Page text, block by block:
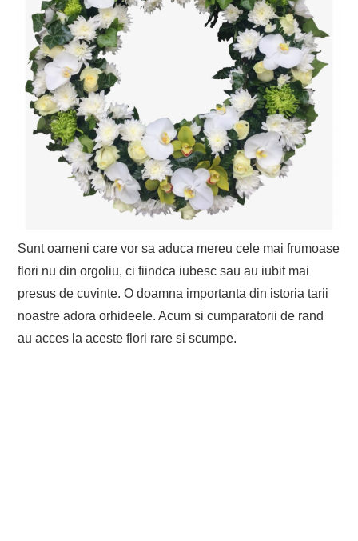
Sunt oameni care vor sa aduca mereu cele mai frumoase
flori nu din orgoliu, ci fiindca iubesc sau au iubit mai
presus de cuvinte. O doamna importanta din istoria tarii
noastre adora orhideele. Acum si cumparatorii de rand
au acces la aceste flori rare si scumpe.